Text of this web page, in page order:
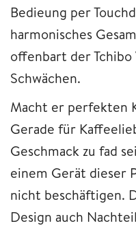
Bedieung per
harmonisches
offenbart der
Schwächen.
Macht er perfekten
Gerade für
Geschmack zu fad
einem Gerät dieser
nicht beschäftigen.
Design auch